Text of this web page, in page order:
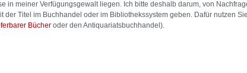
in meiner Verfügungsgewalt liegen. Ich bitte deshalb darum, von
Titel im Buchhandel oder im Bibliothekssystem geben. Dafür nutzen
Bücher oder den Antiquariatsbuchhandel).